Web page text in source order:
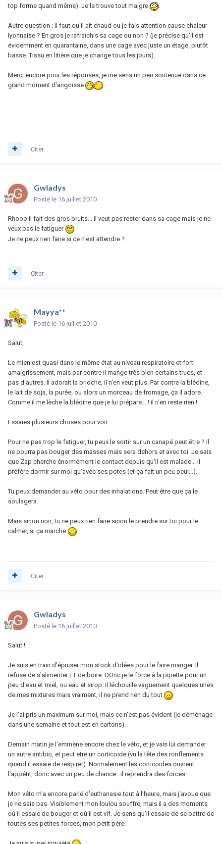
top forme quand même). Je le trouve tout maigre
Autre question : il faut qu'il ait chaud ou je fais attention cause chaleur
lyonnaise ? En gros je rafraîchis sa cage ou non ? (je précise qu'il est
évidemment en quarantaine, dans une cage avec juste un étage, plutôt
basse. Tissu en litière que je change tous les jours).
Merci encore pour les réponses, je me sens un peu soutenue dans ce
grand moment d'angoisse
Citer
Gwladys
Posté le 16 juillet 2010
Rhooo il fait des gros bruits... il veut pas rester dans sa cage mais je ne
veux pas le fatiguer
Je ne peux rien faire si ce n'est attendre ?
Citer
Mayya**
Posté le 16 juillet 2010
Salut,
Le mien est quasi dans le même état au niveau respiratoire et fort
amaigrissement, mais par contre il mange très bien certains trucs, et
pas d'autres. Il adorait la brioche, il n'en veut plus. Par contre la blédine,
le lait de soja, la purée, ou alors un morceau de fromage, ça il adore.
Comme il me lèche la blédine que je lui prépare....! il n'en reste rien !
Essaies plusieurs choses pour voir.
Pour ne pas trop le fatiguer, tu peux le sortir sur un canapé peut être ? Il
ne pourra pas bouger des masses mais sera dehors et avec toi. Je sais
que Zap cherche énormément le contact depuis qu'il est malade... il
préfère dormir sur moi qu'avec ses potes (et ça fait un peu peur...).
Tu peux demander au véto pour des inhalations. Peut être que ça le
soulagera.
Mais sinon non, tu ne peux rien faire sinon le prendre sur toi pour le
calmer, si ça marche
Citer
Gwladys
Posté le 16 juillet 2010
Salut !
Je suis en train d'épuiser mon stock d'idées pour le faire manger. Il
refuse de s'alimenter ET de boire. DOnc je le force à la pipette pour un
peu d'eau et miel, ou eau et sirop. Il léchouille vaguement quelques unes
de mes mixtures mais vraiment, il ne prend rien du tout
Je l'ai pris un maximum sur moi, mais ce n'est pas évident (je déménage
dans une semaine et tout est en cartons).
Demain matin je l'emmène encore chez le véto, et je vais lui demander
un autre antibio, et peut etre un corticoide (vu la tête des ronflements
quand il essaie de respirer). Normalement les corticoides ouvrent
l'appétit, donc avec un peu de chance...il reprendra des forces...
Mon véto m'a encore parlé d'euthanasie tout à l'heure, mais j'avoue que
je ne sais pas. Visiblement mon loulou souffre, mais il a des moments
où il essaie de bouger et où il est vif. Je sens qu'il essaie de se battre de
toutes ses petites forces, mon petit père.